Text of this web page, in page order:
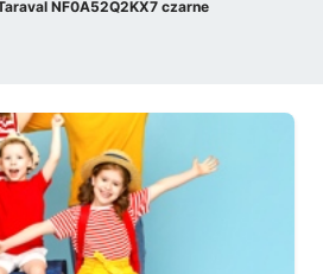
NF0A52Q2KX7 czarne